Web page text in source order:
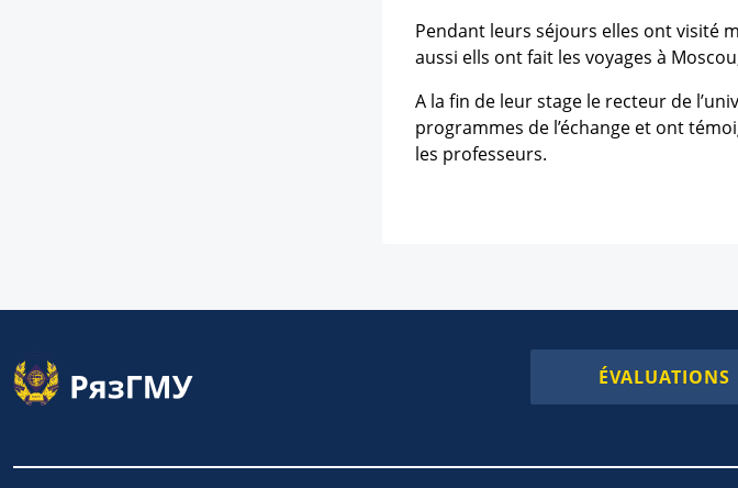
Pendant leurs séjours elles ont visité
aussi ells ont fait les voyages à
A la fin de leur stage le recteur de
programmes de l’échange et ont
les professeurs.
ÉVALUATIONS